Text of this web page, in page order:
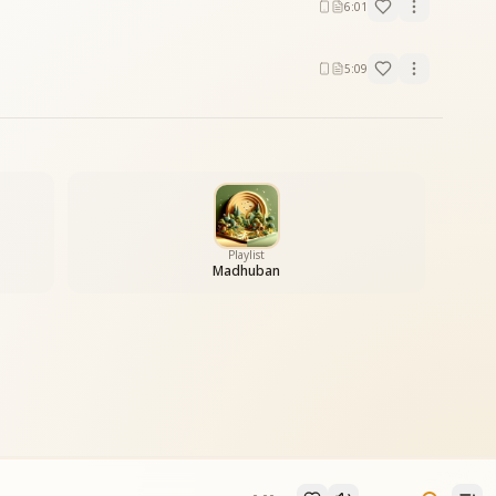
6:01
5:09
Playlist
Madhuban